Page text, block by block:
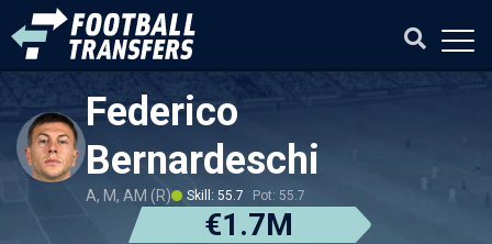
Federico
Bernardeschi
A, M, AM (R) Skill: 55.7 Pot: 55.7
€1.7M